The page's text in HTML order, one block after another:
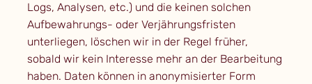
Logs, Analysen, etc.) und die keinen solchen
Aufbewahrungs- oder Verjährungsfristen
unterliegen, löschen wir in der Regel früher,
sobald wir kein Interesse mehr an der Bearbeitung
haben. Daten können in anonymisierter Form